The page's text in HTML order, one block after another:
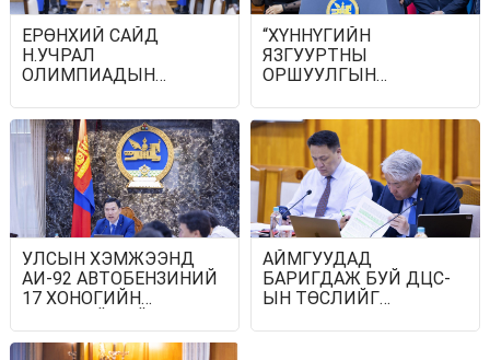
ЕРӨНХИЙ САЙД
Н.УЧРАЛ
ОЛИМПИАДЫН
ЗАРДЛЫГ
ШИЙДВЭРЛЭЖ
ӨГӨХӨӨР БОЛОВ
“ХҮННҮГИЙН
ЯЗГУУРТНЫ
ОРШУУЛГЫН
ЫГ ДЭЛХИЙН СОЁЛЫН
ӨВД БҮРТГҮҮЛЛЭЭ
УЛСЫН ХЭМЖЭЭНД
АИ-92 АВТОБЕНЗИНИЙ
17 ХОНОГИЙН
АЙМГУУДАД
БАРИГДАЖ БУЙ ДЦС-
ЫН ТӨСЛИЙГ
ЧИГЛЭЛ ӨГЛӨӨ